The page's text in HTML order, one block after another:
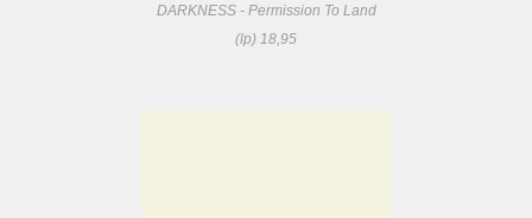
DARKNESS - Permission To Land
(lp) 18,95